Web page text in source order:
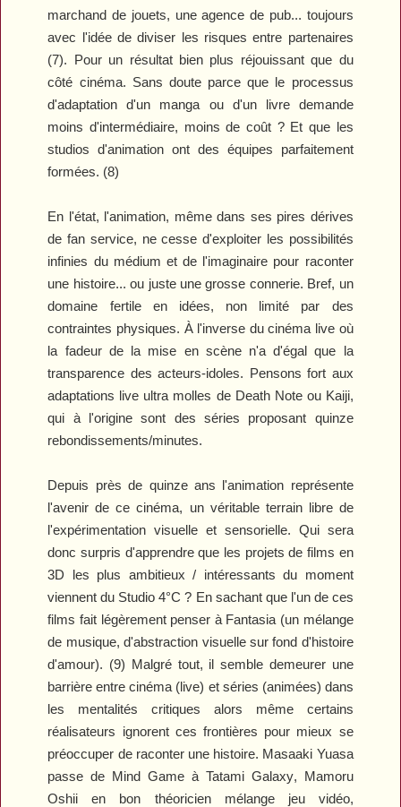
marchand de jouets, une agence de pub... toujours
avec l'idée de diviser les risques entre partenaires
(7). Pour un résultat bien plus réjouissant que du
côté cinéma. Sans doute parce que le processus
d'adaptation d'un manga ou d'un livre demande
moins d'intermédiaire, moins de coût ? Et que les
studios d'animation ont des équipes parfaitement
formées. (8)
En l'état, l'animation, même dans ses pires dérives
de fan service, ne cesse d'exploiter les possibilités
infinies du médium et de l'imaginaire pour raconter
une histoire... ou juste une grosse connerie. Bref, un
domaine fertile en idées, non limité par des
contraintes physiques. À l'inverse du cinéma live où
la fadeur de la mise en scène n'a d'égal que la
transparence des acteurs-idoles. Pensons fort aux
adaptations live ultra molles de Death Noteou Kaiji,
qui à l'origine sont des séries proposant quinze
rebondissements/minutes.
Depuis près de quinze ans l'animation représente
l'avenir de ce cinéma, un véritable terrain libre de
l'expérimentation visuelle et sensorielle. Qui sera
donc surpris d'apprendre que les projets de films en
3D les plus ambitieux / intéressants du moment
viennent du Studio 4°C ? En sachant que l'un de ces
films fait légèrement penser à Fantasia (un mélange
de musique, d'abstraction visuelle sur fond d'histoire
d'amour). (9) Malgré tout, il semble demeurer une
barrière entre cinéma (live) et séries (animées) dans
les mentalités critiques alors même certains
réalisateurs ignorent ces frontières pour mieux se
préoccuper de raconter une histoire. Masaaki Yuasa
passe de Mind Game à Tatami Galaxy, Mamoru
Oshii en bon théoricien mélange jeu vidéo,